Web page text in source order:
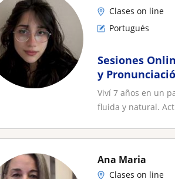
Clases on line
Portugués
Sesiones
y
Viví 7 años en un
fluida y natural.
Ana Maria
Clases on line